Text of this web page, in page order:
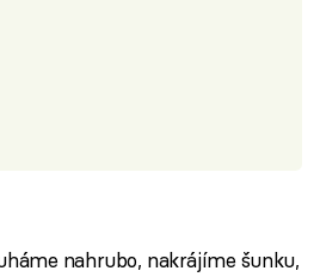
nahrubo, nakrájíme šunku,